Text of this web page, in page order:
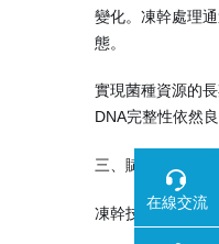
變化。凍幹處理
態。
實現菌種資源的
DNA完整性依然
三、賦能未來的
凍幹技術的原理
在線交流